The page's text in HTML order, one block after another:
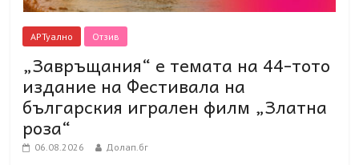
АРТуално Отзив
„Завръщания“ е темата на 44-тото
издание на Фестивала на
българския игрален филм „Златна
роза“
06.08.2026 Долап.бг